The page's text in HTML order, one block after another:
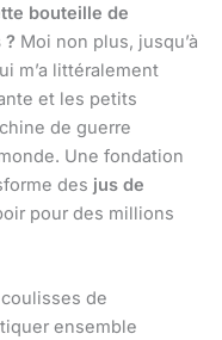
bouteille de
? Moi non plus, jusqu’à
m’a littéralement
et les petits
de guerre
Une fondation
des jus de
pour des millions
de
ensemble